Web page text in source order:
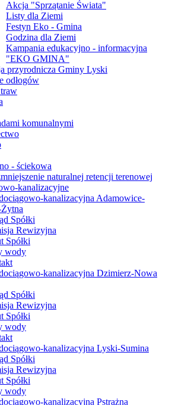
Akcja "Sprzątanie Świata"
Listy dla Ziemi
Festyn Eko - Gmina
Godzina dla Ziemi
Kampania edukacyjno - informacyjna
"EKO GMINA"
przyrodnicza Gminy Lyski
odłogów
komunalnymi
- ściekowa
naturalnej retencji terenowej
kanalizacyjne
kanalizacyjna Adamowice-
Spółki
Rewizyjna
Spółki
wody
kanalizacyjna Dzimierz-Nowa
Spółki
Rewizyjna
Spółki
wody
kanalizacyjna Lyski-Sumina
Spółki
Rewizyjna
Spółki
wody
kanalizacyjna Pstrążna